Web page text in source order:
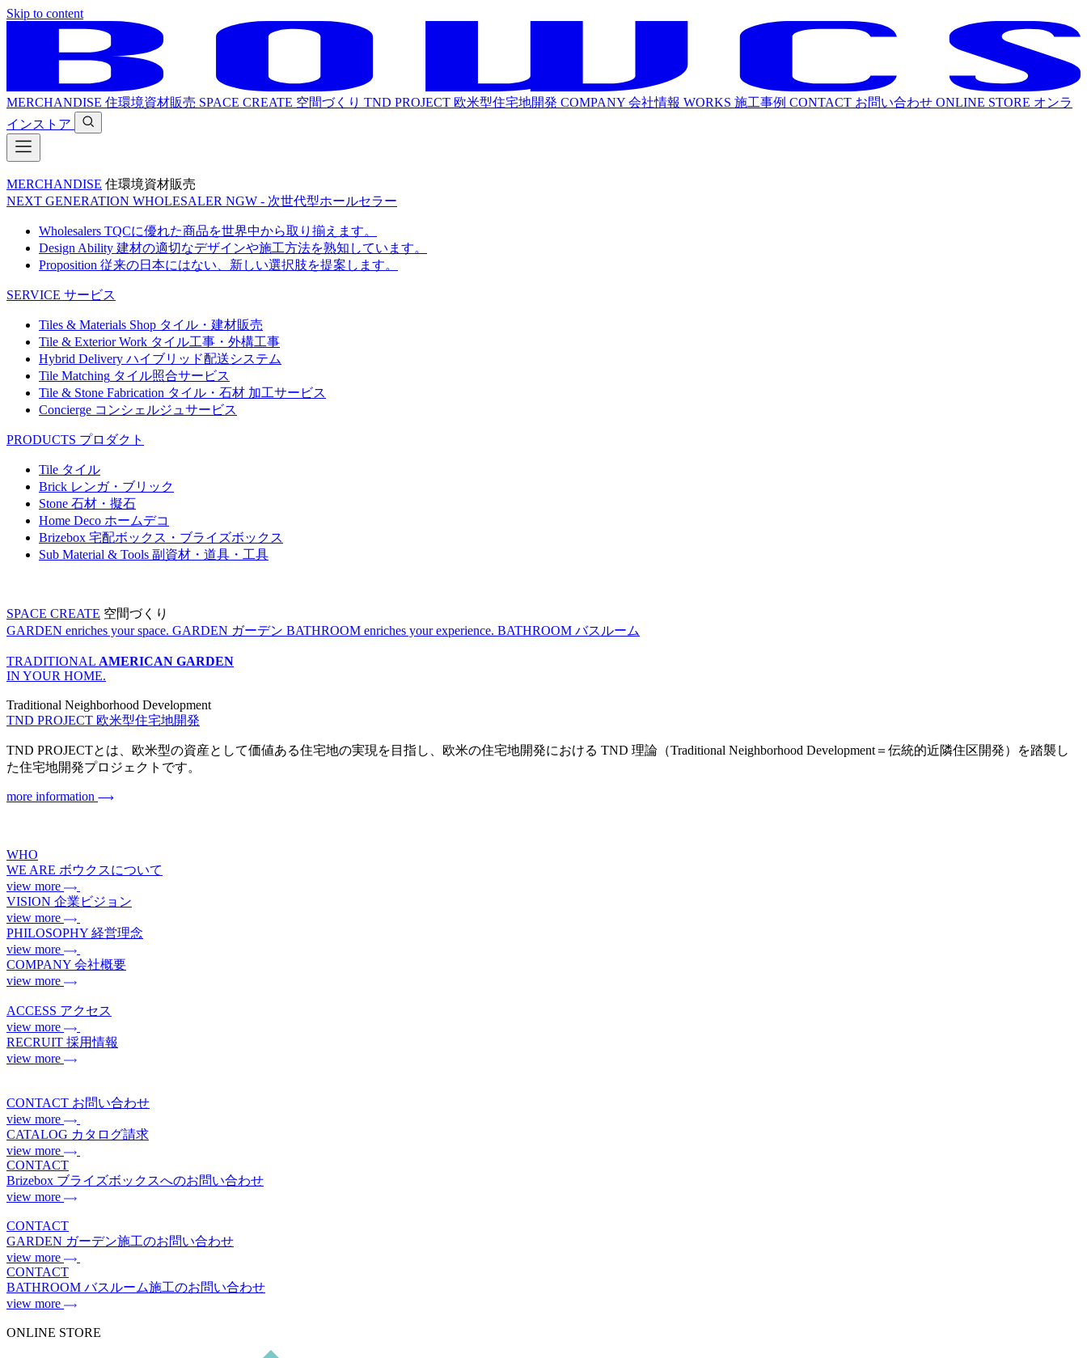
Skip to content
MERCHANDISE 住環境資材販売 SPACE CREATE 空間づくり TND PROJECT 欧米型住宅地開発 COMPANY 会社情報 WORKS 施工事例 CONTACT お問い合わせ ONLINE STORE オンラ
インストア
MERCHANDISE 住環境資材販売
NEXT GENERATION WHOLESALER NGW - 次世代型ホールセラー
Wholesalers TQCに優れた商品を世界中から取り揃えます。
Design Ability 建材の適切なデザインや施工方法を熟知しています。
Proposition 従来の日本にはない、新しい選択肢を提案します。
SERVICE サービス
Tiles & Materials Shop タイル・建材販売
Tile & Exterior Work タイル工事・外構工事
Hybrid Delivery ハイブリッド配送システム
Tile Matching タイル照合サービス
Tile & Stone Fabrication タイル・石材 加工サービス
Concierge コンシェルジュサービス
PRODUCTS プロダクト
Tile タイル
Brick レンガ・ブリック
Stone 石材・擬石
Home Deco ホームデコ
Brizebox 宅配ボックス・ブライズボックス
Sub Material & Tools 副資材・道具・工具
SPACE CREATE 空間づくり
GARDEN enriches your space. GARDEN ガーデン BATHROOM enriches your experience. BATHROOM バスルーム
TRADITIONAL AMERICAN GARDEN
IN YOUR HOME.
Traditional Neighborhood Development
TND PROJECT 欧米型住宅地開発
TND PROJECTとは、欧米型の資産として価値ある住宅地の実現を目指し、欧米の住宅地開発における TND 理論（Traditional Neighborhood Development＝伝統的近隣住区開発）を踏襲し
た住宅地開発プロジェクトです。
more information
WHO
WE ARE ボウクスについて
view more
VISION 企業ビジョン
view more
PHILOSOPHY 経営理念
view more
COMPANY 会社概要
view more
ACCESS アクセス
view more
RECRUIT 採用情報
view more
CONTACT お問い合わせ
view more
CATALOG カタログ請求
view more
CONTACT
Brizebox ブライズボックスへのお問い合わせ
view more
CONTACT
GARDEN ガーデン施工のお問い合わせ
view more
CONTACT
BATHROOM バスルーム施工のお問い合わせ
view more
ONLINE STORE